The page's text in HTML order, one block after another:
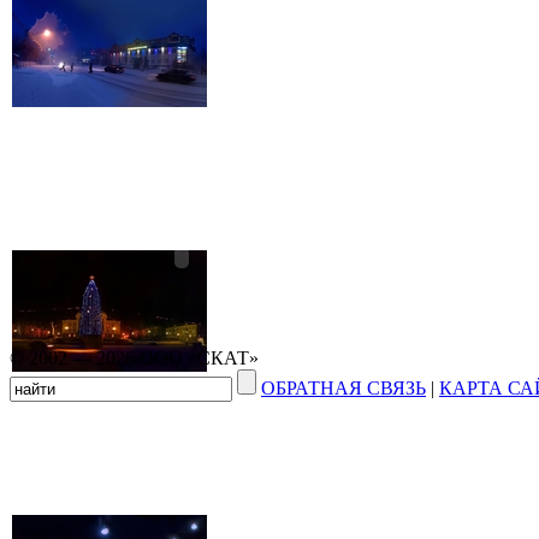
© 2002 — 2026 ООО «СКАТ»
ОБРАТНАЯ СВЯЗЬ | КАРТА